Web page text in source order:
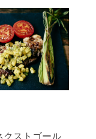
クストゴール